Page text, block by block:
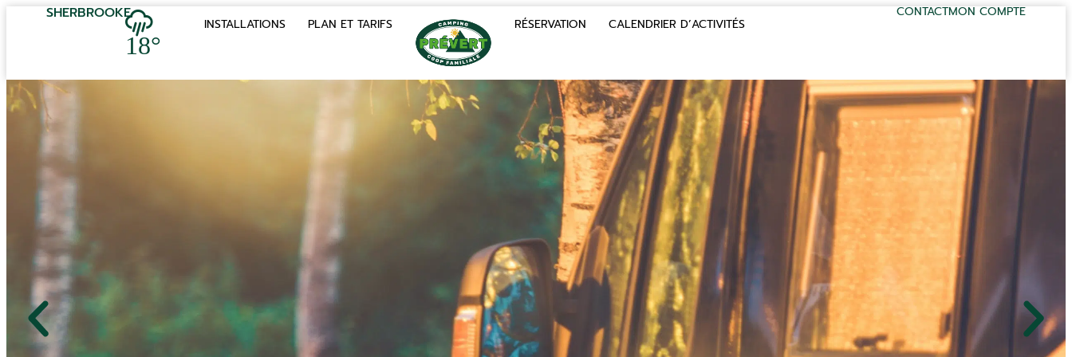
SHERBROOKE
18°
INSTALLATIONS PLAN ET TARIFS RÉSERVATION CALENDRIER D’ACTIVITÉS
MON COMPTE
CONTACT